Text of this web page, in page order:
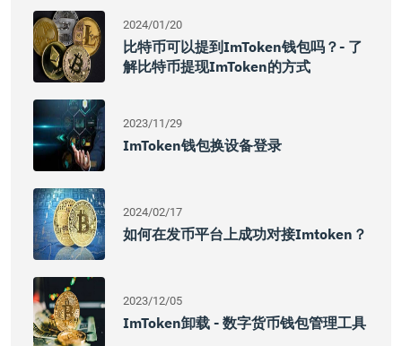
2024/01/20
比特币可以提到imToken钱包吗？- 了
解比特币提现imToken的方式
2023/11/29
ImToken钱包换设备登录
2024/02/17
如何在发币平台上成功对接imtoken？
2023/12/05
ImToken卸载 - 数字货币钱包管理工具